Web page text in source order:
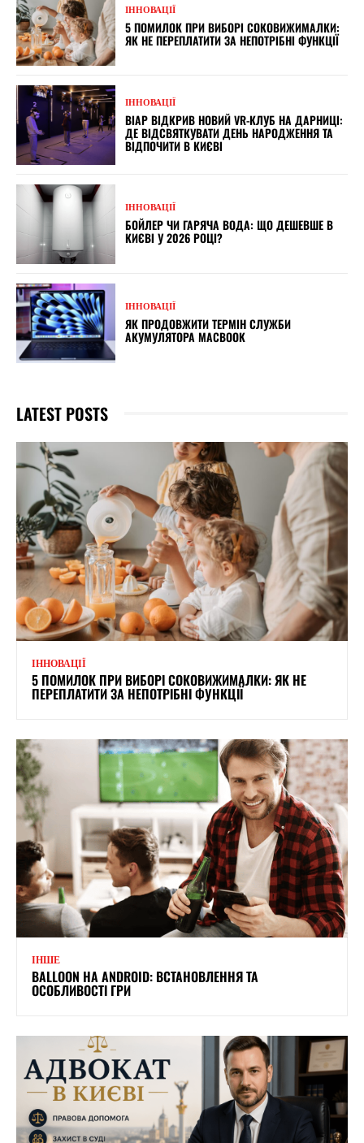
ІННОВАЦІЇ
5 ПОМИЛОК ПРИ ВИБОРІ СОКОВИЖИМАЛКИ:
ЯК НЕ ПЕРЕПЛАТИТИ ЗА НЕПОТРІБНІ ФУНКЦІЇ
ІННОВАЦІЇ
ВІАР ВІДКРИВ НОВИЙ VR-КЛУБ НА ДАРНИЦІ:
ДЕ ВІДСВЯТКУВАТИ ДЕНЬ НАРОДЖЕННЯ ТА
ВІДПОЧИТИ В КИЄВІ
ІННОВАЦІЇ
БОЙЛЕР ЧИ ГАРЯЧА ВОДА: ЩО ДЕШЕВШЕ В
КИЄВІ У 2026 РОЦІ?
ІННОВАЦІЇ
ЯК ПРОДОВЖИТИ ТЕРМІН СЛУЖБИ
АКУМУЛЯТОРА MACBOOK
LATEST POSTS
ІННОВАЦІЇ
5 ПОМИЛОК ПРИ ВИБОРІ СОКОВИЖИМАЛКИ: ЯК НЕ
ПЕРЕПЛАТИТИ ЗА НЕПОТРІБНІ ФУНКЦІЇ
ІНШЕ
BALLOON НА ANDROID: ВСТАНОВЛЕННЯ ТА
ОСОБЛИВОСТІ ГРИ